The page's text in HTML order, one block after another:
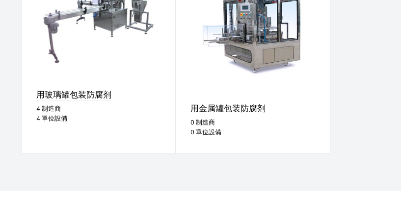
用玻璃罐包装防腐剂
4 制造商
4 單位設備
用金属罐包装防腐剂
0 制造商
0 單位設備